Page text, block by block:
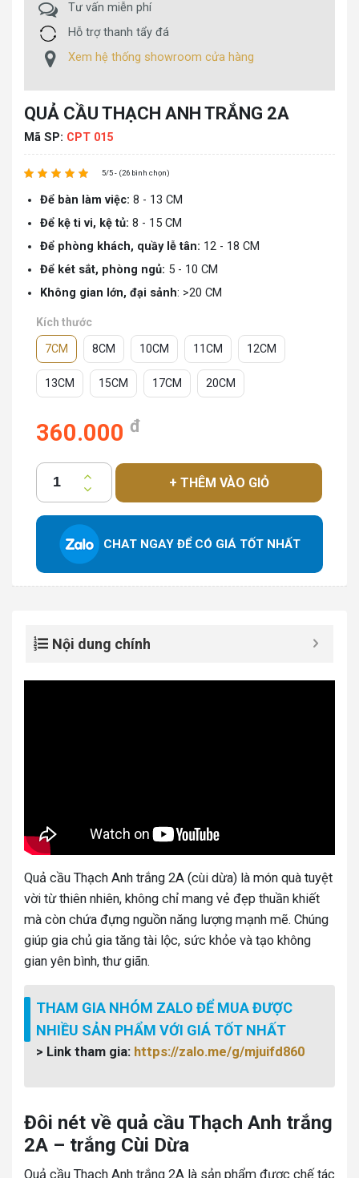
Tư vấn miễn phí
Hỗ trợ thanh tẩy đá
Xem hệ thống showroom cửa hàng
QUẢ CẦU THẠCH ANH TRẮNG 2A
Mã SP: CPT 015
5/5 - (26 bình chọn)
Để bàn làm việc: 8 - 13 CM
Để kệ ti vi, kệ tủ: 8 - 15 CM
Để phòng khách, quầy lễ tân: 12 - 18 CM
Để két sắt, phòng ngủ: 5 - 10 CM
Không gian lớn, đại sảnh: >20 CM
Kích thước
7CM 8CM 10CM 11CM 12CM
13CM 15CM 17CM 20CM
360.000 đ
+ THÊM VÀO GIỎ
CHAT NGAY ĐỂ CÓ GIÁ TỐT NHẤT
Nội dung chính
Quả cầu Thạch Anh trắng 2A (cùi dừa) là món quà tuyệt
vời từ thiên nhiên, không chỉ mang vẻ đẹp thuần khiết
mà còn chứa đựng nguồn năng lượng mạnh mẽ. Chúng
giúp gia chủ gia tăng tài lộc, sức khỏe và tạo không
gian yên bình, thư giãn.
THAM GIA NHÓM ZALO ĐỂ MUA ĐƯỢC
NHIỀU SẢN PHẨM VỚI GIÁ TỐT NHẤT
> Link tham gia: https://zalo.me/g/mjuifd860
Đôi nét về quả cầu Thạch Anh trắng
2A – trắng Cùi Dừa
Quả cầu Thạch Anh trắng 2A là sản phẩm được chế tác